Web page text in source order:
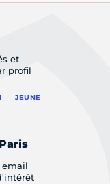
et
profil
JEUNE
email